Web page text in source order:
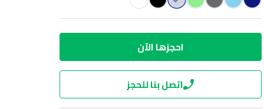
احجزها الآن
اتصل بنا للحجز